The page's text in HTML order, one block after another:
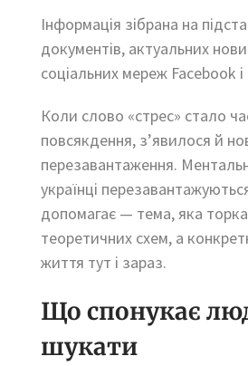
Інформація зібрана на
документів, актуальних
соціальних мереж Facebook
Коли слово «стрес» стало
повсякдення, з’явилося й
перезавантаження.
українці
допомагає — тема, яка
теоретичних схем, а
життя тут і зараз.
Що спонукає
шукати